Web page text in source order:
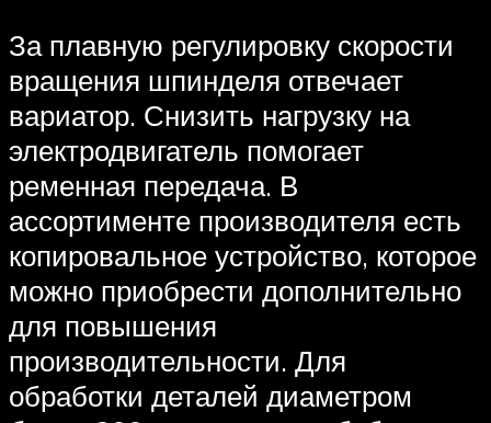
За плавную регулировку скорости
вращения шпинделя отвечает
вариатор. Снизить нагрузку на
электродвигатель помогает
ременная передача. В
ассортименте производителя есть
копировальное устройство, которое
можно приобрести дополнительно
для повышения
производительности. Для
обработки деталей диаметром